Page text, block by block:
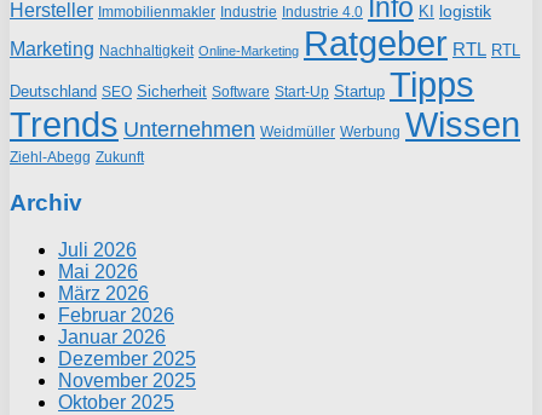
Hersteller Immobilienmakler Industrie Industrie 4.0 Info KI logistik
Marketing Nachhaltigkeit Online-Marketing Ratgeber RTL RTL
Deutschland SEO Sicherheit Software Start-Up Startup Tipps
Trends Unternehmen Weidmüller Werbung Wissen
Ziehl-Abegg Zukunft
Archiv
Juli 2026
Mai 2026
März 2026
Februar 2026
Januar 2026
Dezember 2025
November 2025
Oktober 2025